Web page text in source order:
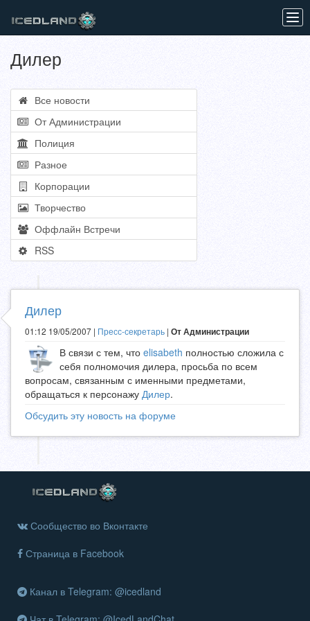
Дилер
Все новости
От Администрации
Полиция
Разное
Корпорации
Творчество
Оффлайн Встречи
RSS
Дилер
01:12 19/05/2007 | Пресс-секретарь | От Администрации
В связи с тем, что elisabeth полностью сложила с
себя полномочия дилера, просьба по всем
вопросам, связанным с именными предметами,
обращаться к персонажу Дилер.
Обсудить эту новость на форуме
Сообщество во Вконтакте
Страница в Facebook
Канал в Telegram: @icedland